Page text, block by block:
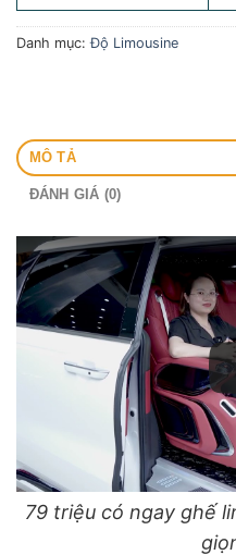
Danh mục:Độ Limousine
MÔ TẢ
ĐÁNH GIÁ (0)
79 triệu có ngay ghế